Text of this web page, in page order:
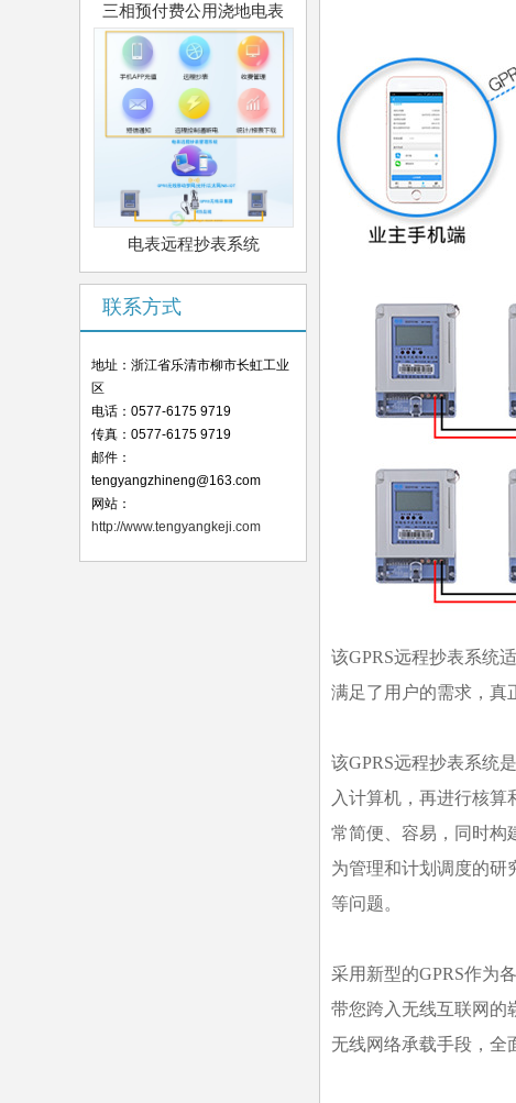
三相预付费公用浇地电表
电表远程抄表系统
联系方式
地址：浙江省乐清市柳市长虹工业
区
电话：0577-6175 9719
传真：0577-6175 9719
邮件：
tengyangzhineng@163.com
网站：
http://www.tengyangkeji.com
该GPRS远程抄表系统
满足了用户的需求，真
该GPRS远程抄表系统
入计算机，再进行核
常简便、容易，同时构
为管理和计划调度的研
等问题。
采用新型的GPRS作为
带您跨入无线互联网的
无线网络承载手段，全